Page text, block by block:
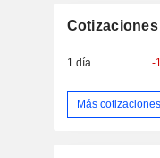
1 día -
Más cotizaciones